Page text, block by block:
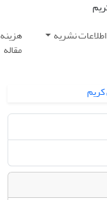
اطلاعات نشریه
مقاله